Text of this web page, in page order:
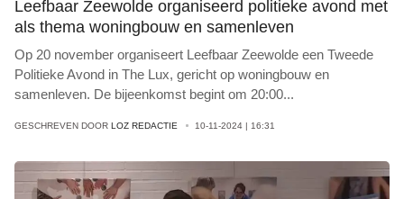
Leefbaar Zeewolde organiseerd politieke avond met
als thema woningbouw en samenleven
Op 20 november organiseert Leefbaar Zeewolde een Tweede
Politieke Avond in The Lux, gericht op woningbouw en
samenleven. De bijeenkomst begint om 20:00...
GESCHREVEN DOOR LOZ REDACTIE 10-11-2024 | 16:31